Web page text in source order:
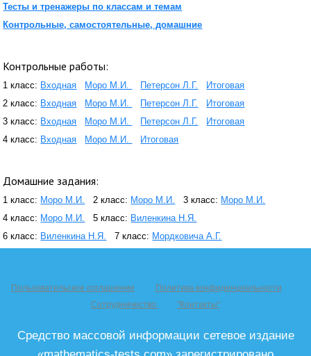
Тесты и тренажеры по классам и темам
Контрольные, самостоятельные, домашние
Контрольные работы:
1 класс: Входная Моро М.И. Петерсон Л.Г.
Итоговая
2 класс: Входная Моро М.И. Петерсон Л.Г.
Итоговая
3 класс: Входная Моро М.И. Петерсон Л.Г.
Итоговая
4 класс: Входная Моро М.И. Итоговая
Домашние задания:
1 класс: Моро М.И. 2 класс: Моро М.И. 3 класс: Моро М.И.
4 класс: Моро М.И. 5 класс: Виленкина Н.Я.
6 класс: Виленкина Н.Я. 7 класс: Мордковича А.Г.
Пользовательское соглашение
Политика конфиденциальности
Сотрудничество
"Контакты"
Средство массовой информации сетевое издание